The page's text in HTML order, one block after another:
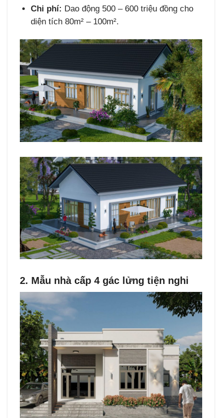
Chi phí: Dao động 500 – 600 triệu đồng cho
diện tích 80m² – 100m².
2. Mẫu nhà cấp 4 gác lửng tiện nghi